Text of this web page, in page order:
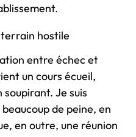
hostile
entre échec et
un cours écueil,
Je suis
de peine, en
en outre, une réunion